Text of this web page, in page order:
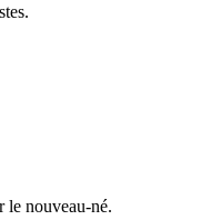
le nouveau-né.